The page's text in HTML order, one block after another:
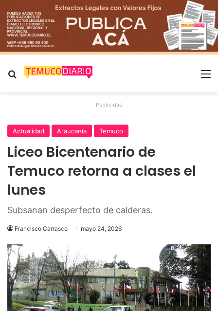
Buscar por
Publicidad
Actualidad Araucanía Temuco
Liceo Bicentenario de
Temuco retorna a clases el
lunes
Subsanan desperfecto de calderas.
Francisco Carrasco mayo 24, 2026